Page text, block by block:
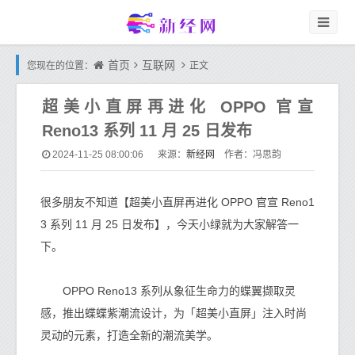
您现在的位置： 首页 互联网 正文
超美小直屏再进化 OPPO 官宣
Reno13 系列 11 月 25 日发布
2024-11-25 08:00:06 来源： 新经网 作者：冯思韵
很多朋友不知道【超美小直屏再进化 OPPO 官宣 Reno1
3 系列 11 月 25 日发布】，今天小绿就为大家解答一
下。
OPPO Reno13 系列从象征生命力的蝶翼撷取灵
感，推出蝶蝶紫潮流设计，为「超美小直屏」注入时尚
灵动的元素，打造全新的潮流美学。